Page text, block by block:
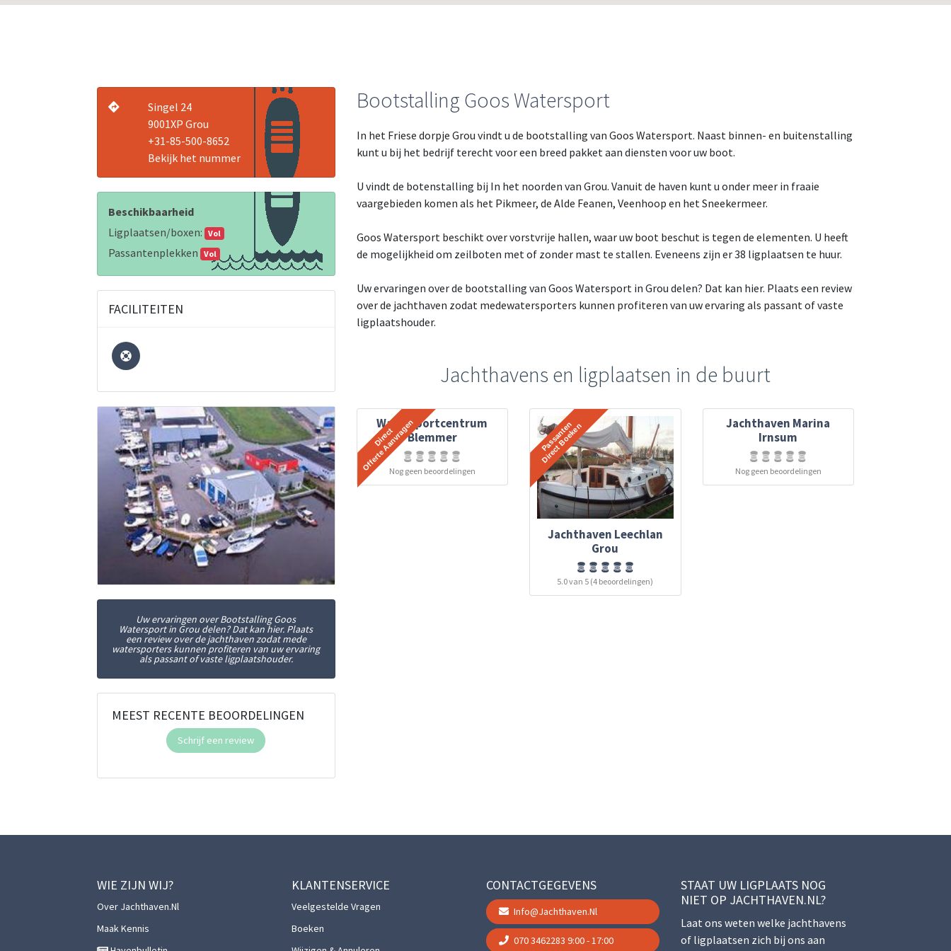
Singel 24
9001XP Grou
+31-85-500-8652
Bekijk het nummer
Beschikbaarheid
Ligplaatsen/boxen: Vol
Passantenplekken Vol
FACILITEITEN
Uw ervaringen over Bootstalling Goos
Watersport in Grou delen? Dat kan hier. Plaats
een review over de jachthaven zodat mede
watersporters kunnen profiteren van uw ervaring
als passant of vaste ligplaatshouder.
MEEST RECENTE BEOORDELINGEN
Schrijf een review
Bootstalling Goos Watersport
In het Friese dorpje Grou vindt u de bootstalling van Goos Watersport. Naast binnen- en buitenstalling
kunt u bij het bedrijf terecht voor een breed pakket aan diensten voor uw boot.
U vindt de botenstalling bij In het noorden van Grou. Vanuit de haven kunt u onder meer in fraaie
vaargebieden komen als het Pikmeer, de Alde Feanen, Veenhoop en het Sneekermeer.
Goos Watersport beschikt over vorstvrije hallen, waar uw boot beschut is tegen de elementen. U heeft
de mogelijkheid om zeilboten met of zonder mast te stallen. Eveneens zijn er 38 ligplaatsen te huur.
Uw ervaringen over de bootstalling van Goos Watersport in Grou delen? Dat kan hier. Plaats een review
over de jachthaven zodat medewatersporters kunnen profiteren van uw ervaring als passant of vaste
ligplaatshouder.
Jachthavens en ligplaatsen in de buurt
Watersportcentrum
Blemmer
Nog geen beoordelingen
Jachthaven Leechlan
Grou
5.0 van 5 (4 beoordelingen)
Jachthaven Marina
Irnsum
Nog geen beoordelingen
WIE ZIJN WIJ?
Over Jachthaven.nl
Maak Kennis
KLANTENSERVICE
Veelgestelde Vragen
Boeken
CONTACTGEGEVENS
Info@jachthaven.nl
070 3462283 9:00 - 17:00
STAAT UW LIGPLAATS NOG
NIET OP JACHTHAVEN.NL?
Laat ons weten welke jachthavens
of ligplaatsen zich bij ons aan